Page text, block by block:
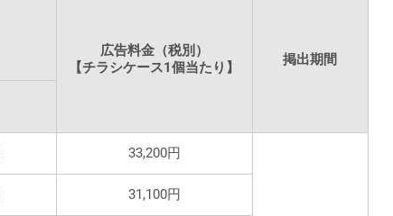
広告料金（税別）
【チラシケース1個当たり】
掲出期間
33,200円
31,100円